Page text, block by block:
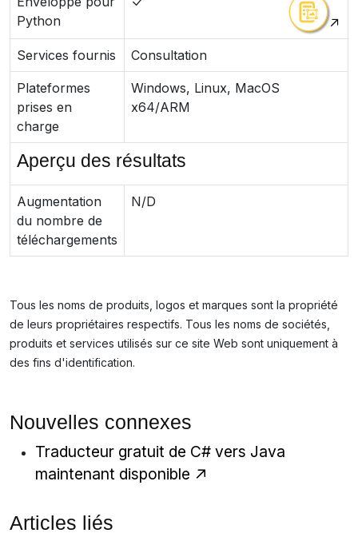
Python
Services fournis Consultation
Plateformes
prises en
charge
Windows, Linux, MacOS
x64/ARM
Aperçu des résultats
Augmentation
du nombre de
téléchargements
N/D
Tous les noms de produits, logos et marques sont la propriété
de leurs propriétaires respectifs. Tous les noms de sociétés,
produits et services utilisés sur ce site Web sont uniquement à
des fins d'identification.
Nouvelles connexes
Traducteur gratuit de C# vers Java
maintenant disponible
Articles liés